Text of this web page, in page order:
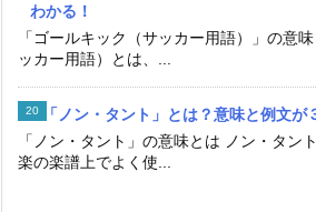
わかる！
「ゴールキック（サッカー用語）」の意
ッカー用語）とは、...
「ノン・タント」とは？意味と例文が
「ノン・タント」の意味とは ノン・タン
楽の楽譜上でよく使...